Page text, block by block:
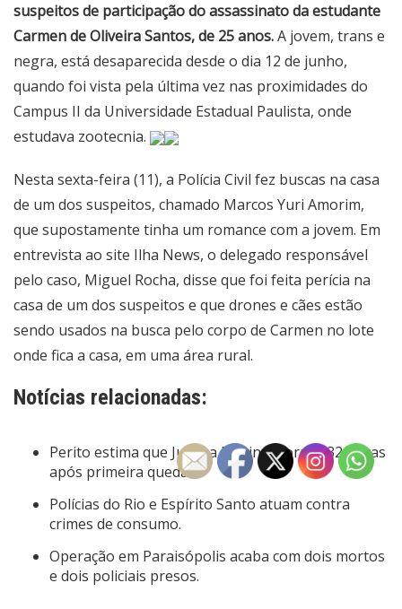
suspeitos de participação do assassinato da estudante
Carmen de Oliveira Santos, de 25 anos.A jovem, trans e
negra, está desaparecida desde o dia 12 de junho,
quando foi vista pela última vez nas proximidades do
Campus II da Universidade Estadual Paulista, onde
estudava zootecnia.
Nesta sexta-feira (11), a Polícia Civil fez buscas na casa
de um dos suspeitos, chamado Marcos Yuri Amorim,
que supostamente tinha um romance com a jovem. Em
entrevista ao site Ilha News, o delegado responsável
pelo caso, Miguel Rocha, disse que foi feita perícia na
casa de um dos suspeitos e que drones e cães estão
sendo usados na busca pelo corpo de Carmen no lote
onde fica a casa, em uma área rural.
Notícias relacionadas:
Perito estima que Juliana Marins morreu 32 horas
após primeira queda.
Polícias do Rio e Espírito Santo atuam contra
crimes de consumo.
Operação em Paraisópolis acaba com dois mortos
e dois policiais presos.